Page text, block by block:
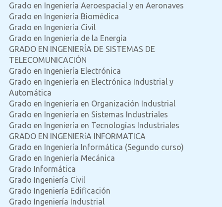
Grado en Ingeniería Aeroespacial y en Aeronaves
Grado en Ingeniería Biomédica
Grado en Ingeniería Civil
Grado en Ingeniería de la Energía
GRADO EN INGENIERÍA DE SISTEMAS DE
TELECOMUNICACIÓN
Grado en Ingeniería Electrónica
Grado en Ingeniería en Electrónica Industrial y
Automática
Grado en Ingeniería en Organización Industrial
Grado en Ingeniería en Sistemas Industriales
Grado en Ingeniería en Tecnologías Industriales
GRADO EN INGENIERíA INFORMATICA
Grado en Ingeniería Informática (Segundo curso)
Grado en Ingeniería Mecánica
Grado Informática
Grado Ingeniería Civil
Grado Ingeniería Edificación
Grado Ingeniería Industrial